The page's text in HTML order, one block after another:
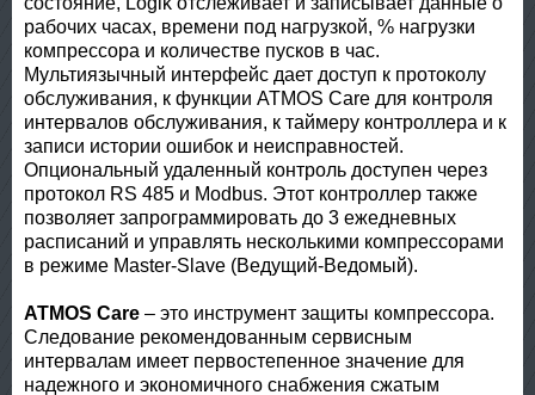
рабочих часах, времени под нагрузкой, % нагрузки
компрессора и количестве пусков в час.
Мультиязычный интерфейс дает доступ к протоколу
обслуживания, к функции ATMOS Care для контроля
интервалов обслуживания, к таймеру контроллера и к
записи истории ошибок и неисправностей.
Опциональный удаленный контроль доступен через
протокол RS 485 и Modbus. Этот контроллер также
позволяет запрограммировать до 3 ежедневных
расписаний и управлять несколькими компрессорами
в режиме Master-Slave (Ведущий-Ведомый).
ATMOS Care – это инструмент защиты компрессора.
Следование рекомендованным сервисным
интервалам имеет первостепенное значение для
надежного и экономичного снабжения сжатым